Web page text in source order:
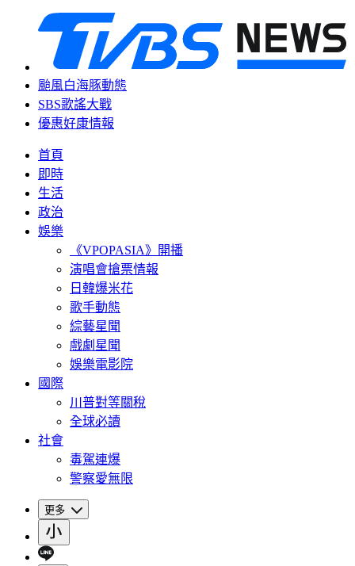
颱風白海豚動態
SBS歌謠大戰
優惠好康情報
首頁
即時
生活
政治
娛樂
《VPOPASIA》開播
演唱會搶票情報
日韓爆米花
歌手動態
綜藝星聞
戲劇星聞
娛樂電影院
國際
川普對等關稅
全球必讀
社會
毒駕連爆
警察愛無限
更多